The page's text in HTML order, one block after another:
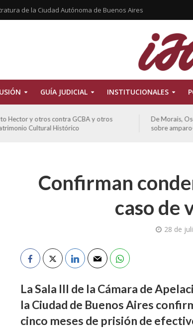
de la Ciudad Autónoma de Buenos Aires
GUÍA JUDICIAL INSTITUCIONALES
Hector y otros contra GCBA y otros
Cultural Histórico
De Morais,
sobre
Confirman
caso de
28 de
La Sala III de la Cámara de
la Ciudad de Buenos Aires
cinco meses de prisión de